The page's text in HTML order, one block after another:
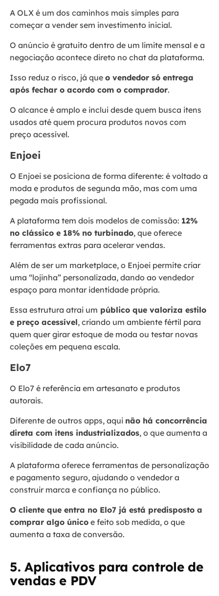
A OLX é um dos caminhos mais simples para
começar a vender sem investimento inicial.
O anúncio é gratuito dentro de um limite mensal e a
negociação acontece direto no chat da plataforma.
Isso reduz o risco, já que o vendedor só entrega
após fechar o acordo com o comprador.
O alcance é amplo e inclui desde quem busca itens
usados até quem procura produtos novos com
preço acessível.
Enjoei
O Enjoei se posiciona de forma diferente: é voltado a
moda e produtos de segunda mão, mas com uma
pegada mais profissional.
A plataforma tem dois modelos de comissão: 12%
no clássico e 18% no turbinado, que oferece
ferramentas extras para acelerar vendas.
Além de ser um marketplace, o Enjoei permite criar
uma “lojinha” personalizada, dando ao vendedor
espaço para montar identidade própria.
Essa estrutura atrai um público que valoriza estilo
e preço acessível, criando um ambiente fértil para
quem quer girar estoque de moda ou testar novas
coleções em pequena escala.
Elo7
O Elo7 é referência em artesanato e produtos
autorais.
Diferente de outros apps, aqui não há concorrência
direta com itens industrializados, o que aumenta a
visibilidade de cada anúncio.
A plataforma oferece ferramentas de personalização
e pagamento seguro, ajudando o vendedor a
construir marca e confiança no público.
O cliente que entra no Elo7 já está predisposto a
comprar algo único e feito sob medida, o que
aumenta a taxa de conversão.
5. Aplicativos para controle de
vendas e PDV